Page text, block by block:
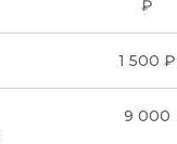
₽
1 500 ₽
9 000